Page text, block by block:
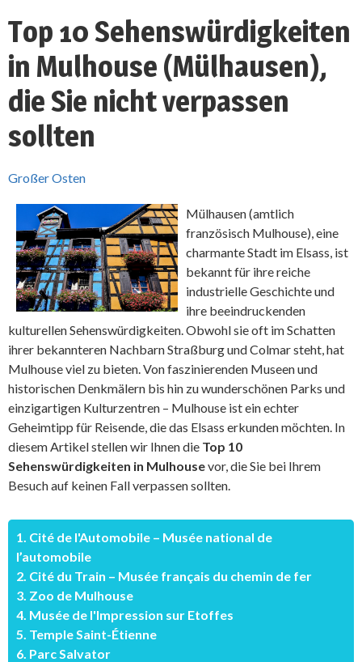
Top 10 Sehenswürdigkeiten
in Mulhouse (Mülhausen),
die Sie nicht verpassen
sollten
Großer Osten
Mülhausen (amtlich
französisch Mulhouse), eine
charmante Stadt im Elsass, ist
bekannt für ihre reiche
industrielle Geschichte und
ihre beeindruckenden
kulturellen Sehenswürdigkeiten. Obwohl sie oft im Schatten
ihrer bekannteren Nachbarn Straßburg und Colmar steht, hat
Mulhouse viel zu bieten. Von faszinierenden Museen und
historischen Denkmälern bis hin zu wunderschönen Parks und
einzigartigen Kulturzentren – Mulhouse ist ein echter
Geheimtipp für Reisende, die das Elsass erkunden möchten. In
diesem Artikel stellen wir Ihnen die Top 10
Sehenswürdigkeiten in Mulhousevor, die Sie bei Ihrem
Besuch auf keinen Fall verpassen sollten.
1. Cité de l'Automobile – Musée national de
l’automobile
2. Cité du Train – Musée français du chemin de fer
3. Zoo de Mulhouse
4. Musée de l'Impression sur Etoffes
5. Temple Saint-Étienne
6. Parc Salvator